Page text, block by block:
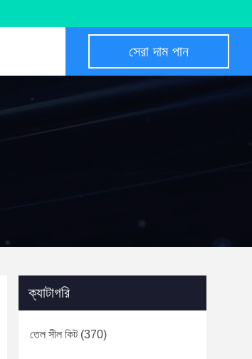
সেরা দাম পান
ক্যাটাগরি
তেল সীল কিট(370)